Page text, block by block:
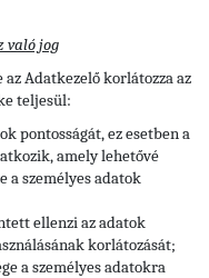
való jog
Adatkezelő korlátozza az
teljesül:
pontosságát, ez esetben a
amely lehetővé
a személyes adatok
ellenzi az adatok
korlátozását;
a személyes adatokra